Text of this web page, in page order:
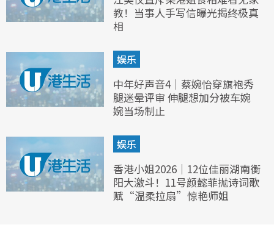
教！当事人手写信曝光揭终极真
相
娱乐
中年好声音4｜蔡婉怡穿旗袍秀
腿迷晕评审 伸腿想加分被车婉
婉当场制止
娱乐
香港小姐2026｜12位佳丽湖南衡
阳大激斗！11号颜懿菲抛诗词歌
赋“温柔拉扇”惊艳师姐